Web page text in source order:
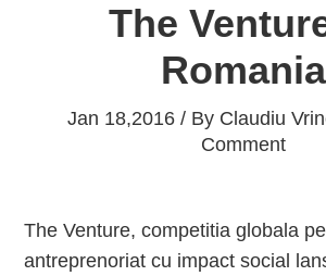
The
Romania
Jan 18,2016 / By Claudiu
Comment
The Venture, competitia globala
antreprenoriat cu impact social